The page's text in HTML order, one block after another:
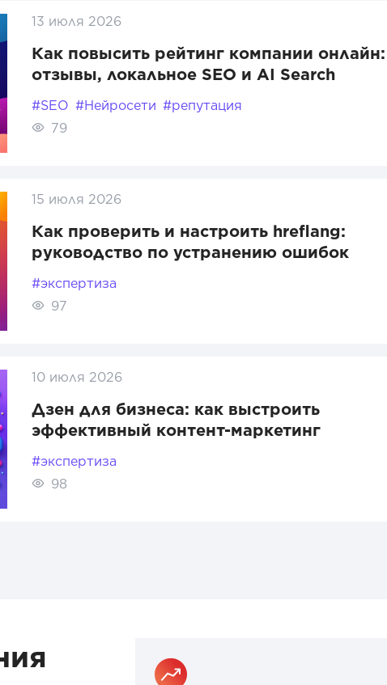
13 июля 2026
Как повысить рейтинг компании онлайн:
отзывы, локальное SEO и AI Search
#SEO #Нейросети #репутация
79
15 июля 2026
Как проверить и настроить hreflang:
руководство по устранению ошибок
#экспертиза
97
10 июля 2026
Дзен для бизнеса: как выстроить
эффективный контент-маркетинг
#экспертиза
98